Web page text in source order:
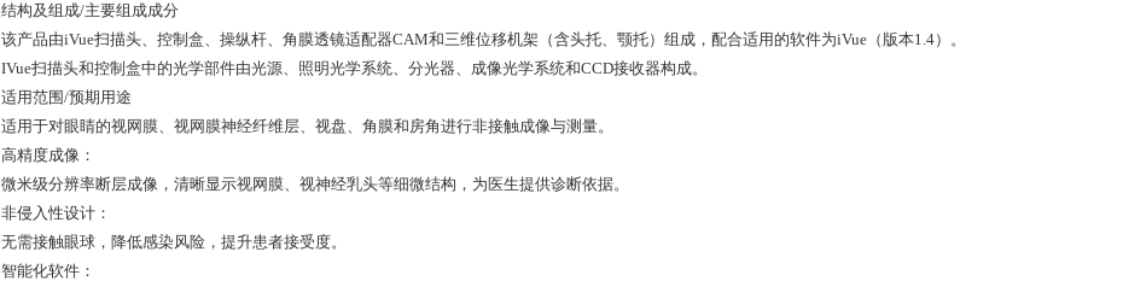
结构及组成/主要组成成分
该产品由iVue扫描头、控制盒、操纵杆、角膜透镜适配器CAM和三维位移机架（含头托、颚托）组成，配合适用的软件为iVue（版本1.4）。
IVue扫描头和控制盒中的光学部件由光源、照明光学系统、分光器、成像光学系统和CCD接收器构成。
适用范围/预期用途
适用于对眼睛的视网膜、视网膜神经纤维层、视盘、角膜和房角进行非接触成像与测量。
高精度成像：
微米级分辨率断层成像，清晰显示视网膜、视神经乳头等细微结构，为医生提供诊断依据。
非侵入性设计：
无需接触眼球，降低感染风险，提升患者接受度。
智能化软件：